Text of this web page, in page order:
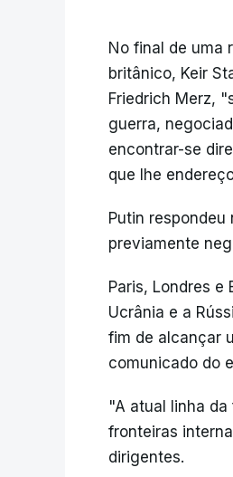
No final de uma
britânico, Keir
Friedrich Merz,
guerra,
encontrar-se
que lhe
Putin
previamente
Paris, Londres
Ucrânia e a
fim de alcançar
comunicado do
"A atual linha
fronteiras
dirigentes.